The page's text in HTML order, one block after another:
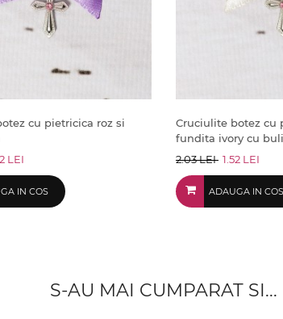
cu pietricica roz si
LEI
IN COS
Cruciulite botez cu
fundita ivory cu
2.03 LEI 1.52 LEI
ADAUGA IN COS
S-AU MAI CUMPARAT SI...